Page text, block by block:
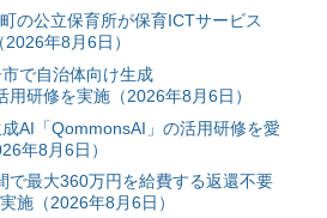
の公立保育所が保育ICTサービス
年8月6日）
で自治体向け生成
研修を実施（2026年8月6日）
AI「QommonsAI」の活用研修を愛
年8月6日）
で最大360万円を給費する返還不要
施（2026年8月6日）